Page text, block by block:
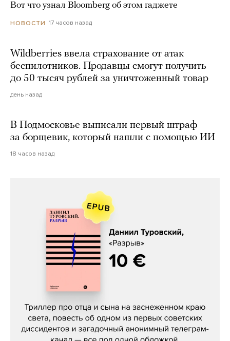
Вот что узнал Bloomberg об этом гаджете
НОВОСТИ 17 часов назад
Wildberries ввела страхование от атак
беспилотников. Продавцы смогут получить
до 50 тысяч рублей за уничтоженный товар
день назад
В Подмосковье выписали первый штраф
за борщевик, который нашли с помощью ИИ
18 часов назад
Даниил Туровский, «Разрыв»